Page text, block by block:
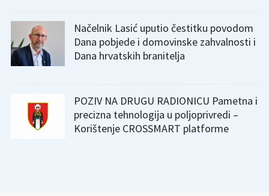
Načelnik Lasić uputio čestitku povodom
Dana pobjede i domovinske zahvalnosti i
Dana hrvatskih branitelja
POZIV NA DRUGU RADIONICU Pametna i
precizna tehnologija u poljoprivredi –
Korištenje CROSSMART platforme